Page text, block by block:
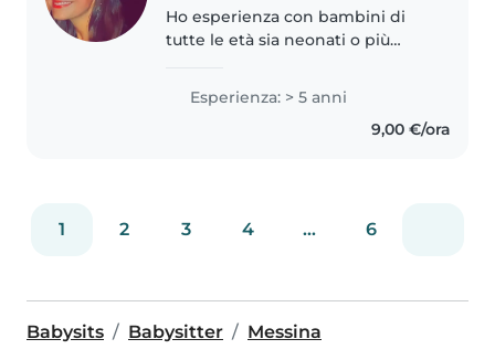
Ho esperienza con bambini di
tutte le età sia neonati o più
studiare, giocare, divertire. Per
qualsiasi informazione potete
Esperienza: > 5 anni
9,00 €/ora
1 2 3 4 ... 6
Babysits Babysitter Messina